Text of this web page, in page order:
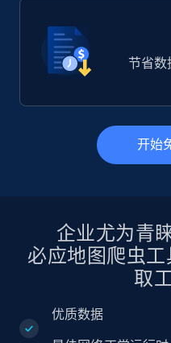
节省数
开始
企业尤为青
必应地图爬虫工
取
优质数据